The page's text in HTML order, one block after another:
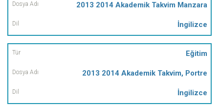
Dosya
Dil
2013 2014 Akademik Takvim Manzara
İngilizce
Eğitim
2013 2014 Akademik Takvim, Portre
İngilizce